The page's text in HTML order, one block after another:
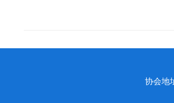
协会地